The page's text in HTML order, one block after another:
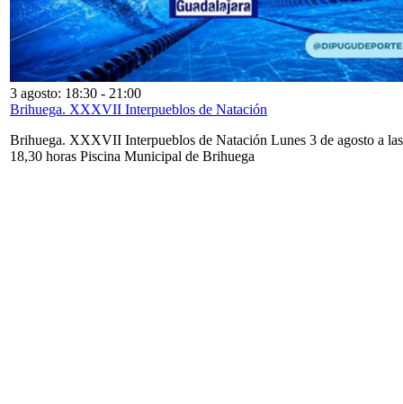
3 agosto: 18:30 - 21:00
Brihuega. XXXVII Interpueblos de Natación
Brihuega. XXXVII Interpueblos de Natación Lunes 3 de agosto a las
18,30 horas Piscina Municipal de Brihuega